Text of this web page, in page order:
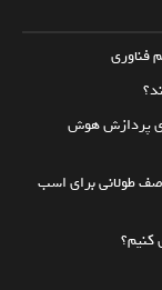
فناوری
حافظه با بیش از ۴۰۰ لایه برای پردازش هوش
سال ۲۰۲۷ فروخته شد؛ صف طولانی برای اسب
کنیم؟